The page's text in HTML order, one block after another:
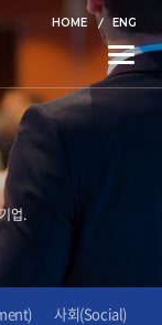
HOME ENG
Toggle
업.
사회(Social)